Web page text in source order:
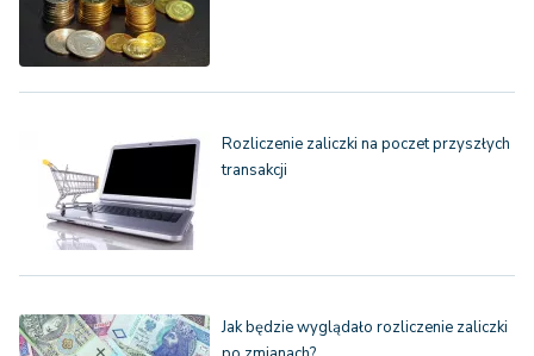
Rozliczenie zaliczki na poczet przyszłych
transakcji
Jak będzie wyglądało rozliczenie zaliczki